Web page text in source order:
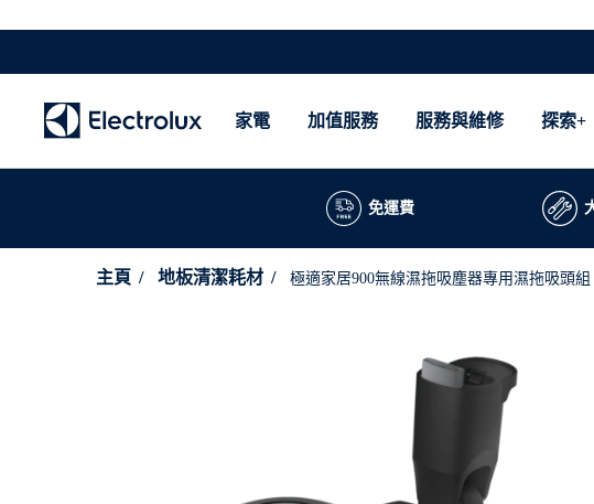
家電 加值服務 服務與維修 探索+
免運費
主頁 地板清潔耗材 極適家居900無線濕拖吸塵器專用濕拖吸頭組